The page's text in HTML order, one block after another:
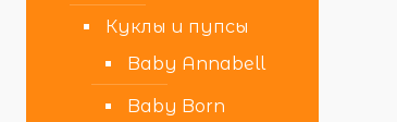
Куклы и пупсы
Baby Annabell
Baby Born